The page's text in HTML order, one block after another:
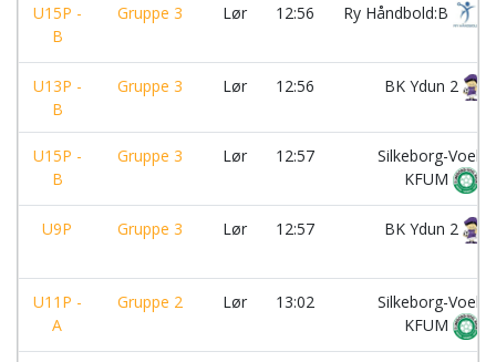
U15P -
B
Gruppe 3 Lør 12:56 Ry Håndbold:B
U13P -
B
Gruppe 3 Lør 12:56 BK Ydun 2
U15P -
B
Gruppe 3 Lør 12:57
Silkeborg-Voel
KFUM
U9P Gruppe 3 Lør 12:57 BK Ydun 2
U11P -
A
Gruppe 2 Lør 13:02
Silkeborg-Voel
KFUM